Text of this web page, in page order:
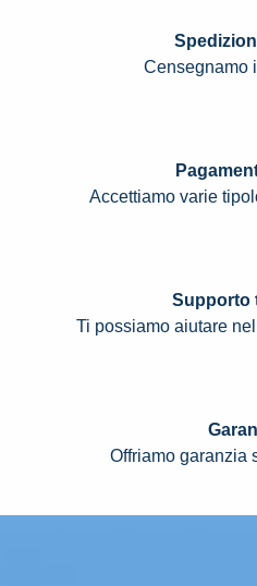
Censegnamo
Accettiamo varie
Supporto
Ti possiamo aiutare
Offriamo garanzia